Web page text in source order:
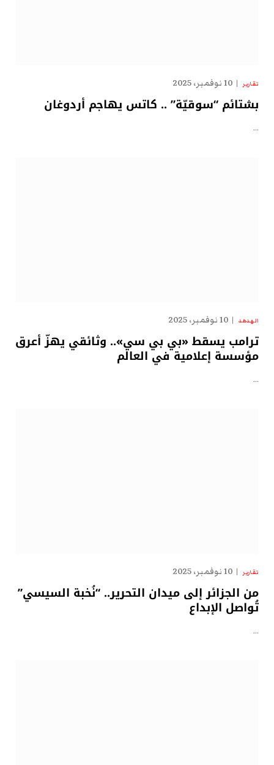
تقارير 10 نوفمبر، 2025
بشتائم “سوقيّة” .. كاتس يهاجم أردوغان
…
الهدهد 10 نوفمبر، 2025
ترامب يسقط «بي بي سي».. وثائقي يهزّ أعرق
مؤسسة إعلامية في العالم
…
تقارير 10 نوفمبر، 2025
من الجزائر إلى ميدان التحرير.. “نُخبة السيسي”
تُواصل الإبداع
…